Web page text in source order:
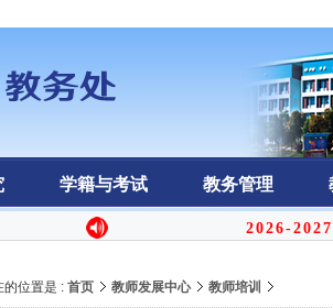
学籍与考试 教务管理
2026-2027
的位置是 : 首页 教师发展中心 教师培训